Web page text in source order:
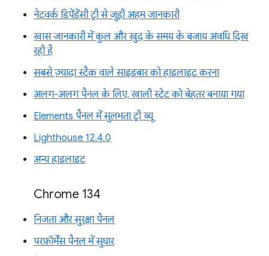
नेटवर्क डिपेंडेंसी ट्री से जुड़ी अहम जानकारी
खास जानकारी में कुल और खुद के समय के बजाय अवधि दिख
रही है
सबसे ज़्यादा स्टैक वाले साइडबार को हाइलाइट करना
अलग-अलग पैनल के लिए, खाली स्टेट को बेहतर बनाया गया
Elements पैनल में सुलभता ट्री व्यू
Lighthouse 12.4.0
अन्य हाइलाइट
Chrome 134
निजता और सुरक्षा पैनल
परफ़ॉर्मेंस पैनल में सुधार